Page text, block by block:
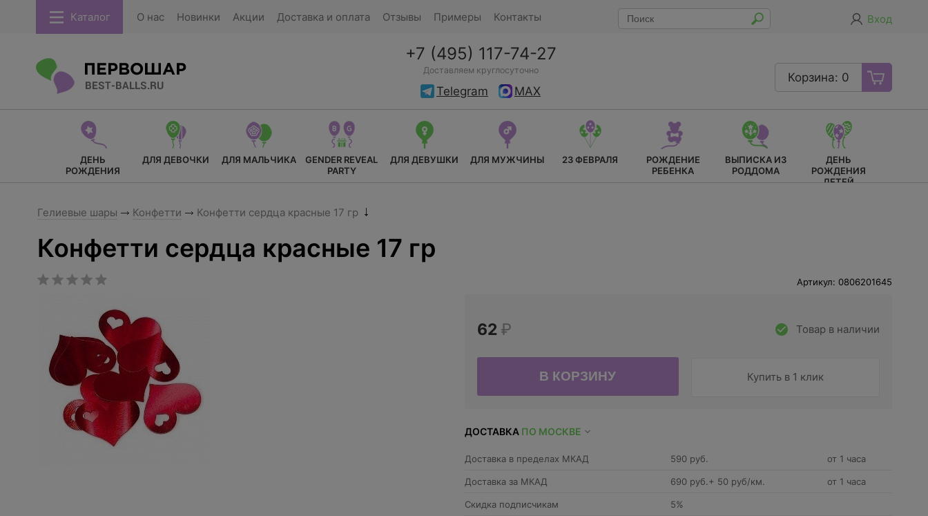
Каталог О нас Новинки Акции Доставка и оплата Отзывы Примеры Контакты Вход
+7 (495) 117-74-27
Доставляем круглосуточно
Telegram MAX
Корзина: 0
ДЕНЬ
РОЖДЕНИЯ
ДЛЯ ДЕВОЧКИ ДЛЯ МАЛЬЧИКА
GENDER REVEAL
PARTY
ДЛЯ ДЕВУШКИ ДЛЯ МУЖЧИНЫ 23 ФЕВРАЛЯ
РОЖДЕНИЕ
РЕБЕНКА
ВЫПИСКА ИЗ
РОДДОМА
ДЕНЬ
РОЖДЕНИЯ
ДЕТЕЙ
Гелиевые шары Конфетти Конфетти сердца красные 17 гр
Конфетти сердца красные 17 гр
Артикул: 0806201645
Товар в наличии
62 ₽
Купить в 1 клик
ДОСТАВКА ПО МОСКВЕ
Доставка в пределах МКАД 590 руб. от 1 часа
Доставка за МКАД 690 руб.+ 50 руб/км. от 1 часа
Скидка подписчикам 5%